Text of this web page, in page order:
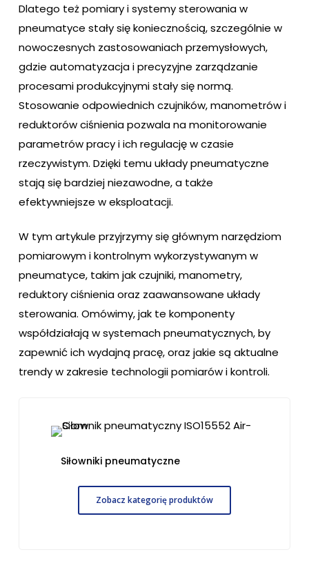
Dlatego też pomiary i systemy sterowania w
pneumatyce stały się koniecznością, szczególnie w
nowoczesnych zastosowaniach przemysłowych,
gdzie automatyzacja i precyzyjne zarządzanie
procesami produkcyjnymi stały się normą.
Stosowanie odpowiednich czujników, manometrów i
reduktorów ciśnienia pozwala na monitorowanie
parametrów pracy i ich regulację w czasie
rzeczywistym. Dzięki temu układy pneumatyczne
stają się bardziej niezawodne, a także
efektywniejsze w eksploatacji.
W tym artykule przyjrzymy się głównym narzędziom
pomiarowym i kontrolnym wykorzystywanym w
pneumatyce, takim jak czujniki, manometry,
reduktory ciśnienia oraz zaawansowane układy
sterowania. Omówimy, jak te komponenty
współdziałają w systemach pneumatycznych, by
zapewnić ich wydajną pracę, oraz jakie są aktualne
trendy w zakresie technologii pomiarów i kontroli.
Siłowniki pneumatyczne
Zobacz kategorię produktów